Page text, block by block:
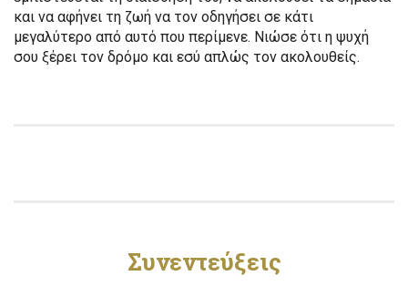
και να αφήνει τη ζωή να τον οδηγήσει σε κάτι
μεγαλύτερο από αυτό που περίμενε. Νιώσε ότι η ψυχή
σου ξέρει τον δρόμο και εσύ απλώς τον ακολουθείς.
Συνεντεύξεις